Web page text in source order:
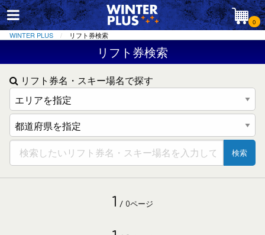
0
WINTER PLUS リフト券検索
リフト券検索
リフト券名・スキー場名で探す
検索
1 / 0ページ